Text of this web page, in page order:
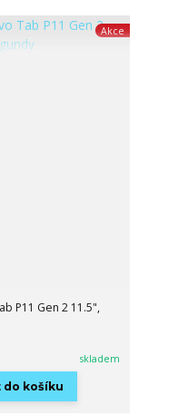
Akce
P11 Gen 2 11.5",
skladem
do košíku